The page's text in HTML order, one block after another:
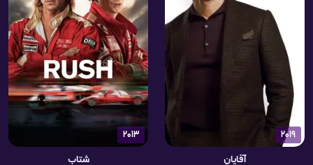
2019
آقایان
2013
شتاب